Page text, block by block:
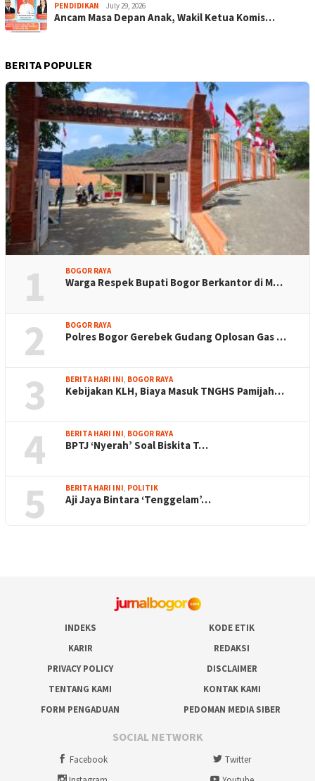
PENDIDIKAN July 29, 2026
Ancam Masa Depan Anak, Wakil Ketua Komis…
BERITA POPULER
1 BOGOR RAYA
Warga Respek Bupati Bogor Berkantor di M…
2 BOGOR RAYA
Polres Bogor Gerebek Gudang Oplosan Gas …
3 BERITA HARI INI, BOGOR RAYA
Kebijakan KLH, Biaya Masuk TNGHS Pamijah…
4 BERITA HARI INI, BOGOR RAYA
BPTJ ‘Nyerah’ Soal Biskita T…
5 BERITA HARI INI, POLITIK
Aji Jaya Bintara ‘Tenggelam’…
INDEKS
KODE ETIK
KARIR
REDAKSI
PRIVACY POLICY
DISCLAIMER
TENTANG KAMI
KONTAK KAMI
FORM PENGADUAN
PEDOMAN MEDIA SIBER
SOCIAL NETWORK
Facebook
Twitter